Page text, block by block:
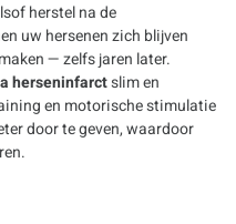
herstel na de
uw hersenen zich blijven
— zelfs jaren later.
herseninfarctslim en
en motorische stimulatie
door te geven, waardoor